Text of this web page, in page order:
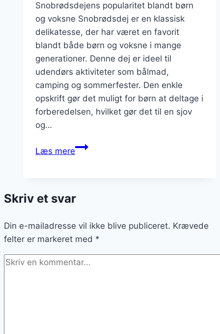
Snobrødsdejens popularitet blandt børn
og voksne Snobrødsdej er en klassisk
delikatesse, der har været en favorit
blandt både børn og voksne i mange
generationer. Denne dej er ideel til
udendørs aktiviteter som bålmad,
camping og sommerfester. Den enkle
opskrift gør det muligt for børn at deltage i
forberedelsen, hvilket gør det til en sjov
og…
Læs mereSnobrødsdej
smør
børn
Skriv et svar
Din e-mailadresse vil ikke blive publiceret. Krævede
felter er markeret med *